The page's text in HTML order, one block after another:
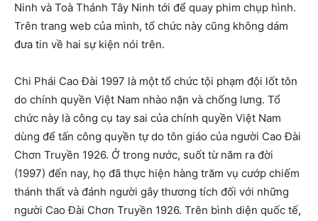
Ninh và Toà Thánh Tây Ninh tới để quay phim chụp hình.
Trên trang web của mình, tổ chức này cũng không dám
đưa tin về hai sự kiện nói trên.
Chi Phái Cao Đài 1997 là một tổ chức tội phạm đội lốt tôn
do chính quyền Việt Nam nhào nặn và chống lưng. Tổ
chức này là công cụ tay sai của chính quyền Việt Nam
dùng để tấn công quyền tự do tôn giáo của người Cao Đài
Chơn Truyền 1926. Ở trong nước, suốt từ năm ra đời
(1997) đến nay, họ đã thực hiện hàng trăm vụ cướp chiếm
thánh thất và đánh người gây thương tích đối với những
người Cao Đài Chơn Truyền 1926. Trên bình diện quốc tế,